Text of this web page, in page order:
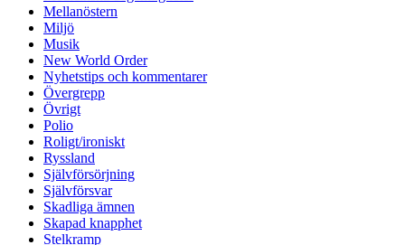
Mellanöstern
Miljö
Musik
New World Order
Nyhetstips och kommentarer
Övergrepp
Övrigt
Polio
Roligt/ironiskt
Ryssland
Självförsörjning
Självförsvar
Skadliga ämnen
Skapad knapphet
Stelkramp